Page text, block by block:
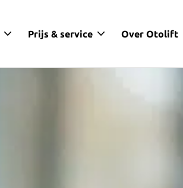
Prijs & service Over Otolift